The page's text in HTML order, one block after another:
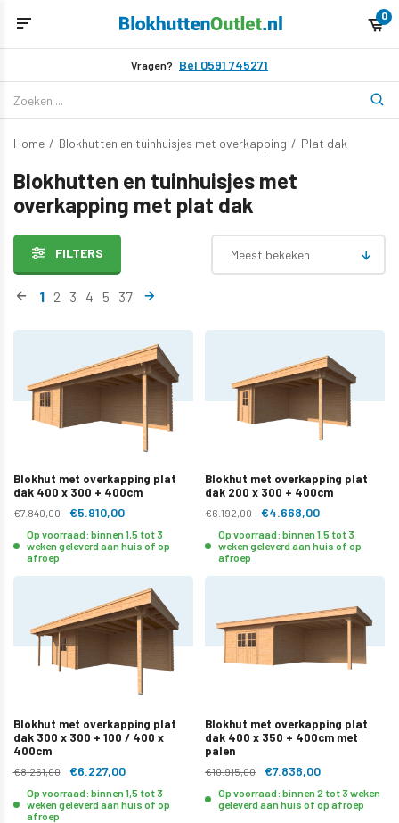
0
Vragen? Bel 0591 745271
Home / Blokhutten en tuinhuisjes met overkapping / Plat dak
Blokhutten en tuinhuisjes met
overkapping met plat dak
FILTERS Meest bekeken
1 2 3 4 5 37
Blokhut met overkapping plat
dak 400 x 300 + 400cm
€7.840,00 €5.910,00
Op voorraad: binnen 1,5 tot 3
weken geleverd aan huis of op
afroep
Blokhut met overkapping plat
dak 200 x 300 + 400cm
€6.192,00 €4.668,00
Op voorraad: binnen 1,5 tot 3
weken geleverd aan huis of op
afroep
Blokhut met overkapping plat
dak 300 x 300 + 100 / 400 x
400cm
€8.261,00 €6.227,00
Op voorraad: binnen 1,5 tot 3
weken geleverd aan huis of op
afroep
Blokhut met overkapping plat
dak 400 x 350 + 400cm met
palen
€10.915,00 €7.836,00
Op voorraad: binnen 2 tot 3 weken
geleverd aan huis of op afroep